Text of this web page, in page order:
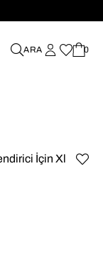
0
İçin Xl